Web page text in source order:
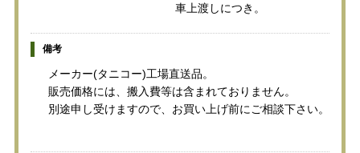
車上渡しにつき。
備考
メーカー(タニコー)工場直送品。
販売価格には、搬入費等は含まれておりません。
別途申し受けますので、お買い上げ前にご相談下さい。